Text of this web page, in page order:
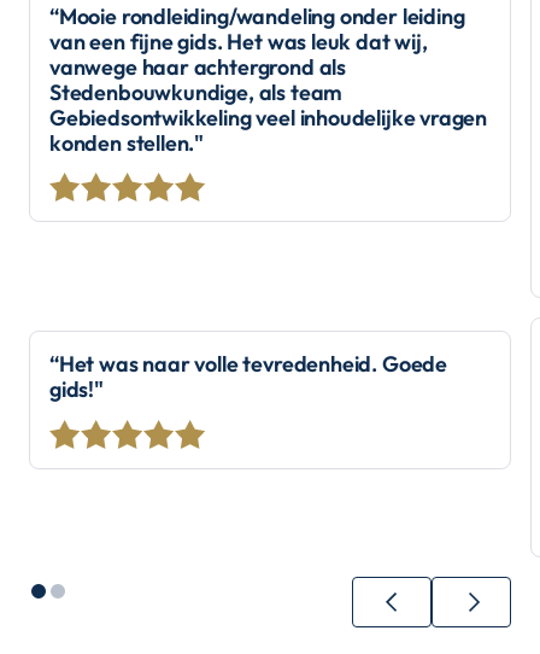
“Mooie rondleiding/wandeling onder leiding
van een fijne gids. Het was leuk dat wij,
vanwege haar achtergrond als
Stedenbouwkundige, als team
Gebiedsontwikkeling veel inhoudelijke vragen
konden stellen."
“Het was naar volle tevredenheid. Goede
gids!"